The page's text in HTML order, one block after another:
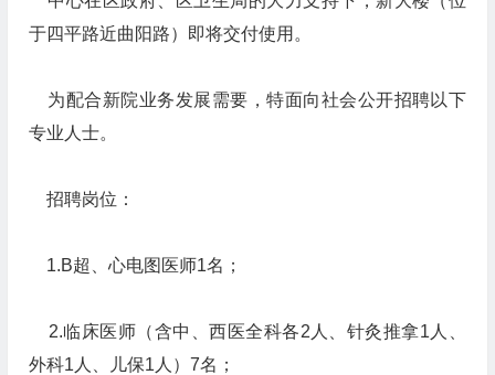
于四平路近曲阳路）即将交付使用。
为配合新院业务发展需要，特面向社会公开招聘以下
专业人士。
招聘岗位：
1.B超、心电图医师1名；
2.临床医师（含中、西医全科各2人、针灸推拿1人、
外科1人、儿保1人）7名；